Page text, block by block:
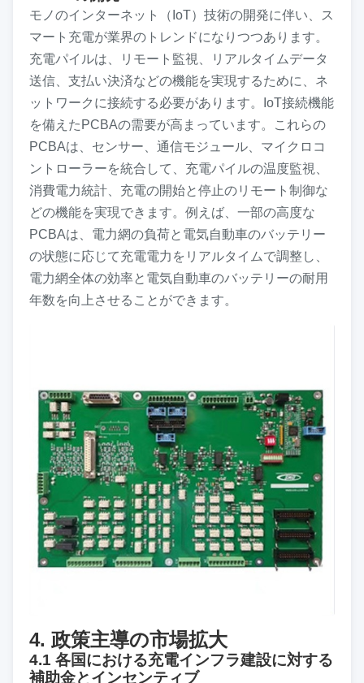
モノのインターネット（IoT）技術の開発に伴い、ス
マート充電が業界のトレンドになりつつあります。
充電パイルは、リモート監視、リアルタイムデータ
送信、支払い決済などの機能を実現するために、ネ
ットワークに接続する必要があります。IoT接続機能
を備えたPCBAの需要が高まっています。これらの
PCBAは、センサー、通信モジュール、マイクロコ
ントローラーを統合して、充電パイルの温度監視、
消費電力統計、充電の開始と停止のリモート制御な
どの機能を実現できます。例えば、一部の高度な
PCBAは、電力網の負荷と電気自動車のバッテリー
の状態に応じて充電電力をリアルタイムで調整し、
電力網全体の効率と電気自動車のバッテリーの耐用
年数を向上させることができます。
4. 政策主導の市場拡大
4.1 各国における充電インフラ建設に対する
補助金とインセンティブ